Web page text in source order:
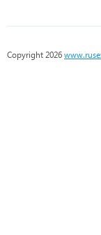
Copyright 2026